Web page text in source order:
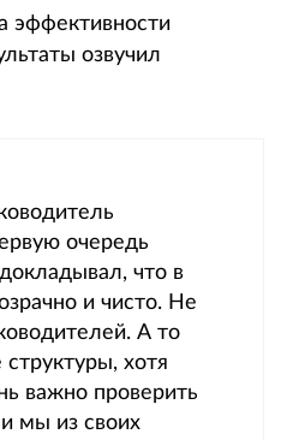
эффективности
озвучил
очередь
что в
и чисто. Не
А то
хотя
важно проверить
мы из своих